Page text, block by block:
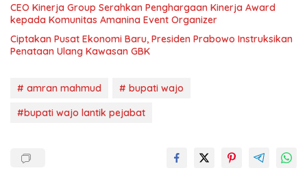
CEO Kinerja Group Serahkan Penghargaan Kinerja Award
kepada Komunitas Amanina Event Organizer
Ciptakan Pusat Ekonomi Baru, Presiden Prabowo Instruksikan
Penataan Ulang Kawasan GBK
# amran mahmud
# bupati wajo
#bupati wajo lantik pejabat